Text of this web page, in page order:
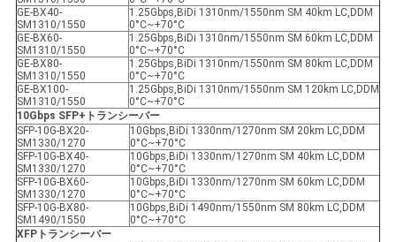
GE-BX40-
SM1310/1550
1.25Gbps,BiDi 1310nm/1550nm SM 40km LC,DDM
0°C~+70°C
GE-BX60-
SM1310/1550
1.25Gbps,BiDi 1310nm/1550nm SM 60km LC,DDM
0°C~+70°C
GE-BX80-
SM1310/1550
1.25Gbps,BiDi 1310nm/1550nm SM 80km LC,DDM
0°C~+70°C
GE-BX100-
SM1310/1550
1.25Gbps,BiDi 1310nm/1550nm SM 120km LC,DDM
0°C~+70°C
10Gbps SFP+ トランシーバー
SFP-10G-BX20-
SM1330/1270
10Gbps,BiDi 1330nm/1270nm SM 20km LC,DDM
0°C~+70°C
SFP-10G-BX40-
SM1330/1270
10Gbps,BiDi 1330nm/1270nm SM 40km LC,DDM
0°C~+70°C
SFP-10G-BX60-
SM1330/1270
10Gbps,BiDi 1330nm/1270nm SM 60km LC,DDM
0°C~+70°C
SFP-10G-BX80-
SM1490/1550
10Gbps,BiDi 1490nm/1550nm SM 80km LC,DDM
0°C~+70°C
XFPトランシーバー